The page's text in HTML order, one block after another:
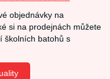
objednávky na
si na prodejnách můžete
školních batohů s